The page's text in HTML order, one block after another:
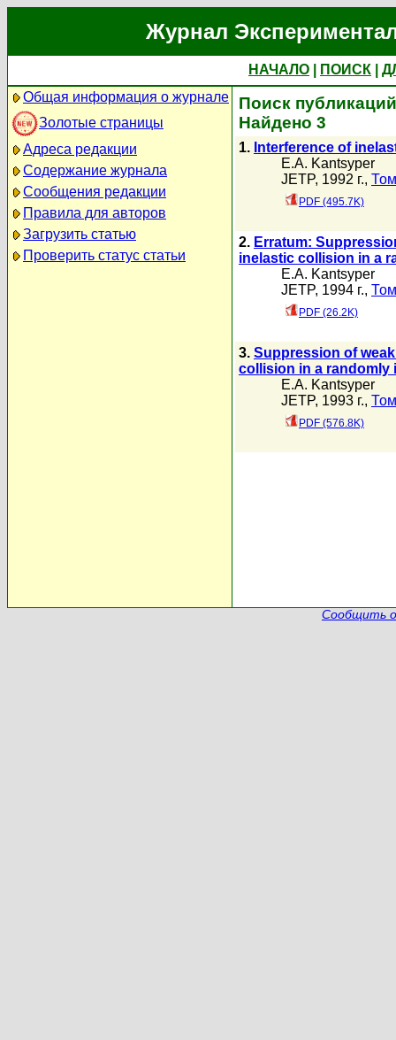
Журнал
НАЧАЛО ПОИСК
Общая информация о журнале
Золотые страницы
Адреса редакции
Содержание журнала
Сообщения редакции
Правила для авторов
Загрузить статью
Проверить статус статьи
Поиск
Найдено 3
1. Interference of
E.A. Kantsyper
JETP, 1992 г.,
PDF (495.7K)
2. Erratum:
inelastic collision in a
E.A. Kantsyper
JETP, 1994 г.,
PDF (26.2K)
3. Suppression of
collision in a randomly
E.A. Kantsyper
JETP, 1993 г.,
PDF (576.8K)
Сообщить о